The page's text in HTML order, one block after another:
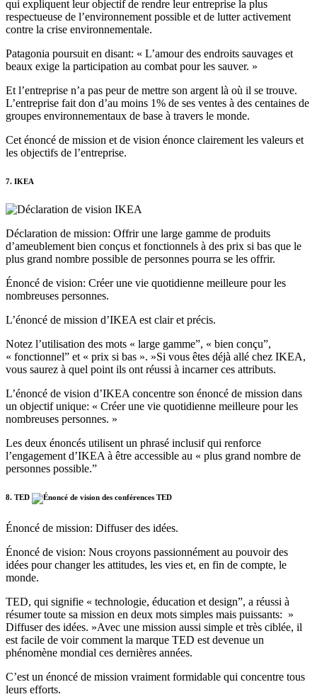
qui expliquent leur objectif de rendre leur entreprise la plus
respectueuse de l’environnement possible et de lutter activement
contre la crise environnementale.
Patagonia poursuit en disant: « L’amour des endroits sauvages et
beaux exige la participation au combat pour les sauver. »
Et l’entreprise n’a pas peur de mettre son argent là où il se trouve.
L’entreprise fait don d’au moins 1% de ses ventes à des centaines de
groupes environnementaux de base à travers le monde.
Cet énoncé de mission et de vision énonce clairement les valeurs et
les objectifs de l’entreprise.
7. IKEA
Déclaration de mission: Offrir une large gamme de produits
d’ameublement bien conçus et fonctionnels à des prix si bas que le
plus grand nombre possible de personnes pourra se les offrir.
Énoncé de vision: Créer une vie quotidienne meilleure pour les
nombreuses personnes.
L’énoncé de mission d’IKEA est clair et précis.
Notez l’utilisation des mots « large gamme”, « bien conçu”,
« fonctionnel” et « prix si bas ». »Si vous êtes déjà allé chez IKEA,
vous saurez à quel point ils ont réussi à incarner ces attributs.
L’énoncé de vision d’IKEA concentre son énoncé de mission dans
un objectif unique: « Créer une vie quotidienne meilleure pour les
nombreuses personnes. »
Les deux énoncés utilisent un phrasé inclusif qui renforce
l’engagement d’IKEA à être accessible au « plus grand nombre de
personnes possible.”
8. TED
Énoncé de mission: Diffuser des idées.
Énoncé de vision: Nous croyons passionnément au pouvoir des
idées pour changer les attitudes, les vies et, en fin de compte, le
monde.
TED, qui signifie « technologie, éducation et design”, a réussi à
résumer toute sa mission en deux mots simples mais puissants: »
Diffuser des idées. »Avec une mission aussi simple et très ciblée, il
est facile de voir comment la marque TED est devenue un
phénomène mondial ces dernières années.
C’est un énoncé de mission vraiment formidable qui concentre tous
leurs efforts.